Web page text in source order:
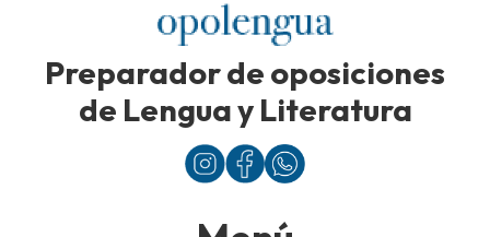
Preparador de oposiciones
de Lengua y Literatura